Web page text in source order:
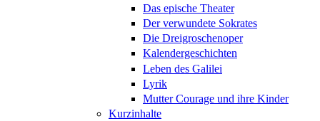
Das epische Theater
Der verwundete Sokrates
Die Dreigroschenoper
Kalendergeschichten
Leben des Galilei
Lyrik
Mutter Courage und ihre Kinder
Kurzinhalte